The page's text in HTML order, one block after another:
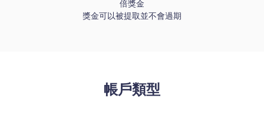
倍獎金
獎金可以被提取並不會過期
帳戶類型